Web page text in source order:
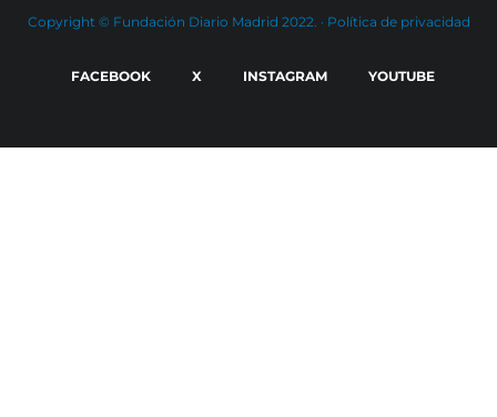
Copyright © Fundación Diario Madrid 2022. · Política de privacidad
FACEBOOK X INSTAGRAM YOUTUBE